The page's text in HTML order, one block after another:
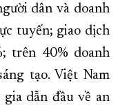
dân và doanh
tuyến; giao dịch
trên 40% doanh
tạo. Việt Nam
dẫn đầu về an